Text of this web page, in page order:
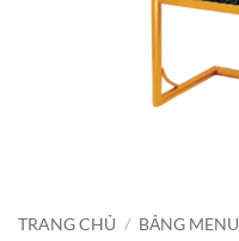
TRANG CHỦ / BẢNG MENU